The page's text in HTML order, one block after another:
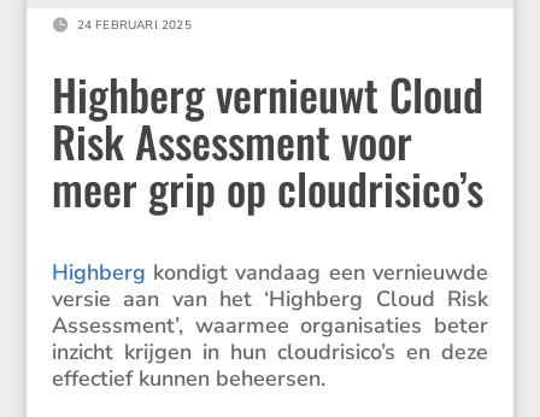
 24 FEBRUARI 2025
Highberg vernieuwt Cloud
Risk Assessment voor
meer grip op cloudrisico’s
Highberg kondigt vandaag een vernieuwde
versie aan van het ‘Highberg Cloud Risk
Assess­ment’, waarmee organi­sa­ties beter
inzicht krijgen in hun cloudrisico’s en deze
effec­tief kunnen beheersen.